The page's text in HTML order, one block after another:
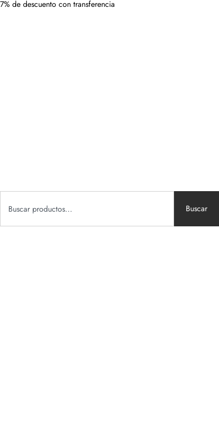
7% de descuento con transferencia
Buscar